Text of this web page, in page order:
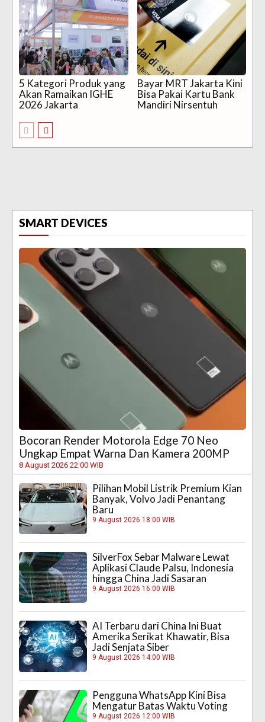
5 Kategori Produk yang
Akan Ramaikan IGHE
2026 Jakarta
Bayar MRT Jakarta Kini
Bisa Pakai Kartu Bank
Mandiri Nirsentuh
SMART DEVICES
Bocoran Render Motorola Edge 70 Neo
Ungkap Empat Warna Dan Kamera 200MP
8 August 2026 22:00 WIB
Pilihan Mobil Listrik Premium Kian
Banyak, Volvo Jadi Penantang
Baru
9 August 2026 18:00 WIB
SilverFox Sebar Malware Lewat
Aplikasi Claude Palsu, Indonesia
hingga China Jadi Sasaran
9 August 2026 16:00 WIB
AI Terbaru dari China Ini Buat
Amerika Serikat Khawatir, Bisa
Jadi Senjata Siber
9 August 2026 14:00 WIB
Pengguna WhatsApp Kini Bisa
Mengatur Batas Waktu Voting
9 August 2026 12:00 WIB